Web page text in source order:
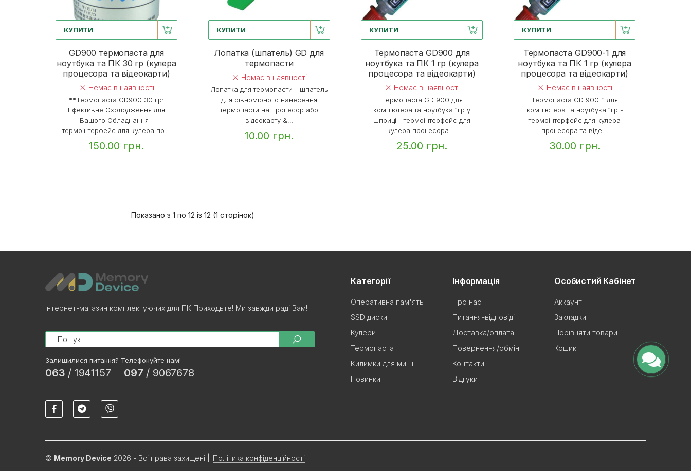
КУПИТИ
GD900 термопаста для
ноутбука та ПК 30 гр (кулера
процесора та відеокарти)
Немає в наявності
**Термопаста GD900 30 гр:
Ефективне Охолодження для
Вашого Обладнання -
термоінтерфейс для кулера пр...
150.00 грн.
КУПИТИ
Лопатка (шпатель) GD для
термопасти
Немає в наявності
Лопатка для термопасти - шпатель
для рівномірного нанесення
термопасти на процесор або
відеокарту &...
10.00 грн.
КУПИТИ
Термопаста GD900 для
ноутбука та ПК 1 гр (кулера
процесора та відеокарти)
Немає в наявності
Термопаста GD 900 для
комп'ютера та ноутбука 1гр у
шприці - термоінтерфейс для
кулера процесора ...
25.00 грн.
КУПИТИ
Термопаста GD900-1 для
ноутбука та ПК 1 гр (кулера
процесора та відеокарти)
Немає в наявності
Термопаста GD 900-1 для
комп'ютера та ноутбука 1гр -
термоінтерфейс для кулера
процесора та віде...
30.00 грн.
Показано з 1 по 12 із 12 (1 сторінок)
Інтернет-магазин комплектуючих для ПК Приходьте! Ми завжди раді Вам!
Search
Залишилися питання? Телефонуйте нам!
063 / 1941157 097 / 9067678
Категорії
Оперативна пам'ять
SSD диски
Кулери
Термопаста
Килимки для миші
Новинки
Інформація
Про нас
Питання-відповіді
Доставка/оплата
Повернення/обмін
Контакти
Відгуки
Особистий Кабінет
Аккаунт
Закладки
Порівняти товари
Кошик
© Memory Device 2026 - Всі права захищені Політика конфіденційності